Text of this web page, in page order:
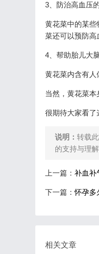
3、防治高血压
黄花菜中的某
菜还可以预防高
4、帮助胎儿大
黄花菜内含有人
当然，黄花菜本
很期待大家看了
说明： 转载
的支持与理解
上一篇： 补血补
下一篇：怀孕多
相关文章